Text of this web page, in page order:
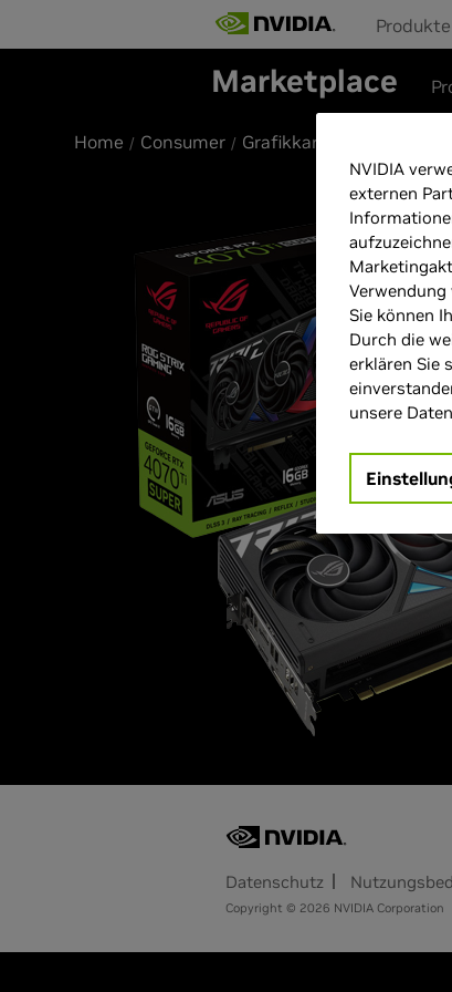
Produkte
Marketplace
Home Consumer Grafikkarten
Datenschutz
Copyright © 2026 NVIDIA Corporation
NVIDIA
externen
Verwendung
Sie können
Durch die
erklären Sie
unsere